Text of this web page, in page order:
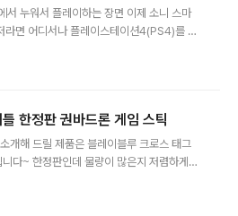
소프트웨어를 따로 구매해야 합니다. 새 제
서 구매해야 합니다. 차이가 7500원밖에
서 누워서 플레이하는 장면 이제 소니 스마
라면 어디서나 플레이스테이션4(PS4)를 즐
데이트와 함께 iOS의 PS4 리모트 기능
PS4를 네트워크를 통해 원격으로 조작
드 기반의 소니 엑스페리아 기기에서만 지
서 무료로 사용할 수 있습니다~~ 침실에서
한정판 권바드론 게임 스틱
개해 드릴 제품은 블레이블루 크로스 태그
다~ 한정판인데 물량이 많은지 저렴하게
마감은 훌륭한 편입니다 그럼 바로 개봉해